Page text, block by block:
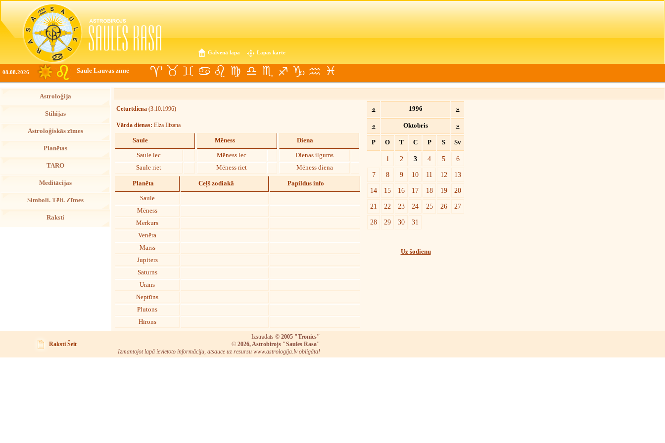
Galvenā lapa Lapas karte
08.08.2026 Saule Lauvas zīmē
Astroloģija
Stihijas
Astroloģiskās zīmes
Planētas
TARO
Meditācijas
Simboli. Tēli. Zīmes
Raksti
Ceturtdiena (3.10.1996)
Vārda dienas: Elza Ilizana
Saule
Saule lec
Saule riet
Mēness
Mēness lec
Mēness riet
Diena
Dienas ilgums
Mēness diena
Planēta Ceļš zodiakā Papildus info
Saule
Mēness
Merkurs
Venēra
Marss
Jupiters
Saturns
Urāns
Neptūns
Plutons
Hīrons
« 1996 »
« Oktobris »
P O T C P S Sv
1 2 3 4 5
6
7
8 9 10 11 12
13
14
15 16 17 18 19
20
21
22 23 24 25 26
27
28
29 30 31
Uz šodienu
Raksti Šeit
Izstrādāts © 2005 "Tronics"
© 2026, Astrobirojs "Saules Rasa"
Izmantojot lapā ievietoto informāciju, atsauce uz resursu www.astrologija.lv obligāta!